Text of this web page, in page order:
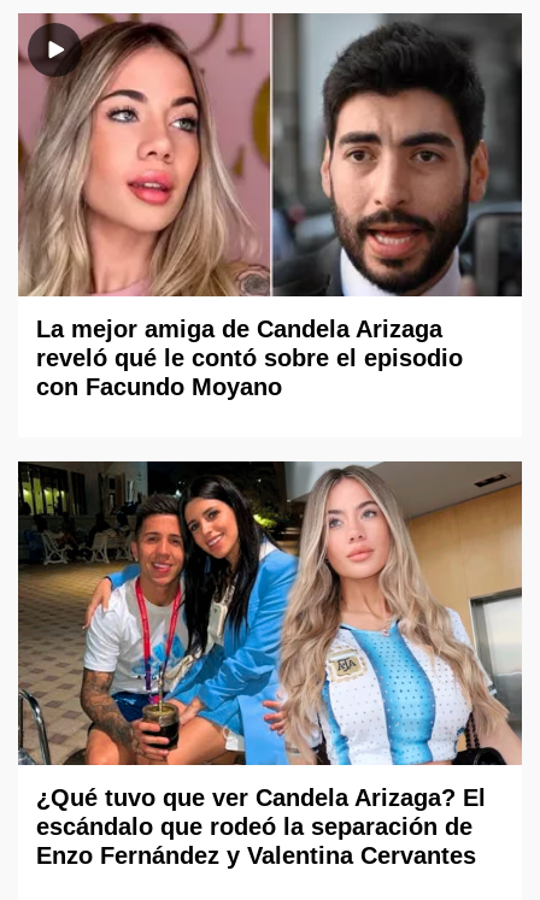
La mejor amiga de Candela Arizaga
reveló qué le contó sobre el episodio
con Facundo Moyano
¿Qué tuvo que ver Candela Arizaga? El
escándalo que rodeó la separación de
Enzo Fernández y Valentina Cervantes